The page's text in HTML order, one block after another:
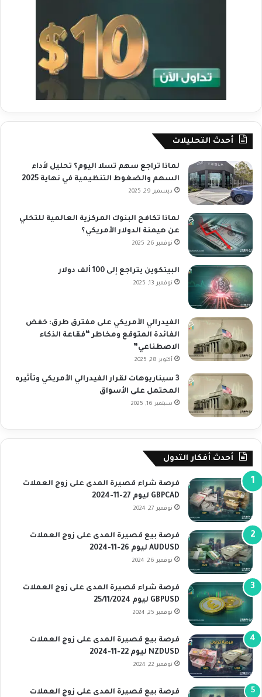
أحدث التحليلات
لماذا تراجع سهم تسلا اليوم؟ تحليل لأداء
السهم والضغوط التنظيمية في نهاية 2025
ديسمبر 29, 2025
لماذا تكافح البنوك المركزية العالمية للتخلي
عن هيمنة الدولار الأمريكي؟
نوفمبر 26, 2025
البيتكوين يتراجع إلى 100 ألف دولار
نوفمبر 13, 2025
الفيدرالي الأمريكي على مفترق طرق: خفض
الفائدة المتوقع ومخاطر “فقاعة الذكاء
الاصطناعي”
أكتوبر 28, 2025
3 سيناريوهات لقرار الفيدرالي الأمريكي وتأثيره
المحتمل على الأسواق
سبتمبر 16, 2025
أحدث أفكار التدول
فرصة شراء قصيرة المدى على زوج العملات
GBPCAD ليوم 27-11-2024
نوفمبر 27, 2024
فرصة بيع قصيرة المدى على زوج العملات
AUDUSD ليوم 26-11-2024
نوفمبر 26, 2024
فرصة شراء قصيرة المدى على زوج العملات
GBPUSD ليوم 25/11/2024
نوفمبر 25, 2024
فرصة بيع قصيرة المدى على زوج العملات
NZDUSD ليوم 22-11-2024
نوفمبر 22, 2024
فرصة بيع قصيرة المدى على زوج العملات